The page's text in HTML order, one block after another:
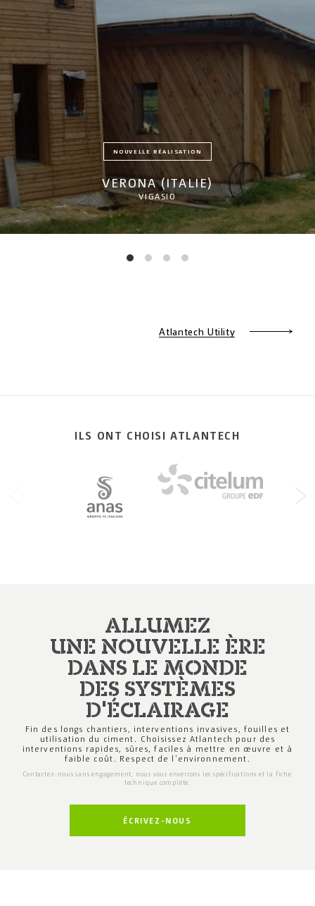
NOUVELLE RÉALISATION
VERONA (ITALIE)
VIGASIO
Atlantech Utility
ILS ONT CHOISI ATLANTECH
ALLUMEZ
UNE NOUVELLE ÈRE
DANS LE MONDE
DES SYSTÈMES
D'ÉCLAIRAGE
Fin des longs chantiers, interventions invasives, fouilles et
utilisation du ciment.
Choisissez Atlantech pour des
interventions rapides, sûres, faciles à mettre en œuvre et à
faible coût.
Respect de l'environnement.
Contactez-nous sans engagement, nous vous enverrons les spécifications et la fiche
technique complète.
ÉCRIVEZ-NOUS